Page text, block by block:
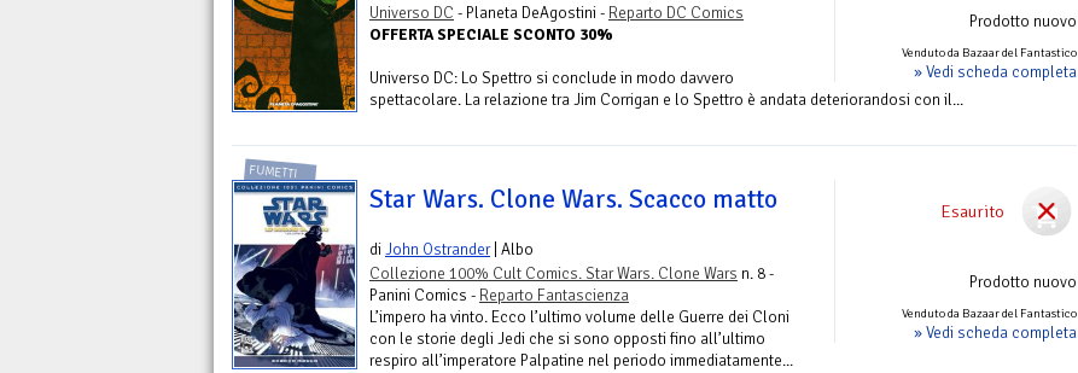
Prodotto nuovo
Venduto da Bazaar del Fantastico
» Vedi scheda completa
Universo DC - Planeta DeAgostini - Reparto DC Comics
OFFERTA SPECIALE SCONTO 30%
Universo DC: Lo Spettro si conclude in modo davvero
spettacolare. La relazione tra Jim Corrigan e lo Spettro è andata deteriorandosi con il...
Esaurito
Prodotto nuovo
Venduto da Bazaar del Fantastico
» Vedi scheda completa
FUMETTI
Star Wars. Clone Wars. Scacco matto
diJohn Ostrander| Albo
Collezione 100% Cult Comics. Star Wars. Clone Wars n. 8 -
Panini Comics - Reparto Fantascienza
L’impero ha vinto. Ecco l’ultimo volume delle Guerre dei Cloni
con le storie degli Jedi che si sono opposti fino all’ultimo
respiro all’imperatore Palpatine nel periodo immediatamente...